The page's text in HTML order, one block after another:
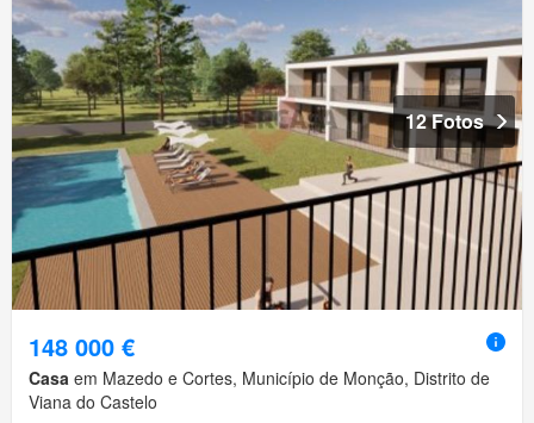
12 Fotos
148 000 €
Casa em Mazedo e Cortes, Município de Monção, Distrito de
Viana do Castelo